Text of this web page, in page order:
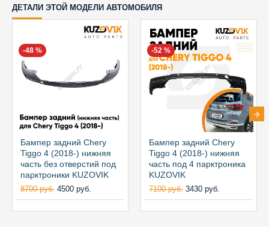
ДЕТАЛИ ЭТОЙ МОДЕЛИ АВТОМОБИЛЯ
-48 %
Бампер задний Chery
Tiggo 4 (2018-) нижняя
часть без отверстий под
парктроники KUZOVIK
8700 руб. 4500 руб.
-52 %
Бампер задний Chery
Tiggo 4 (2018-) нижняя
часть под 4 парктроника
KUZOVIK
7100 руб. 3430 руб.